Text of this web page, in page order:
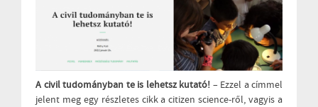
A civil tudományban te is lehetsz kutató! – Ezzel a címmel
jelent meg egy részletes cikk a citizen science-ről, vagyis a